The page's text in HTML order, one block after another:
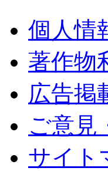
個人情
著作物
広告掲
ご意見
サイト